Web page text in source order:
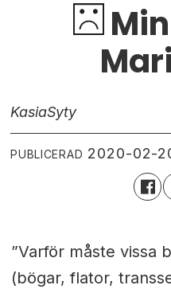
KasiaSyty
PUBLICERAD 2020-02-
”Varför måste vissa
(bögar, flator,